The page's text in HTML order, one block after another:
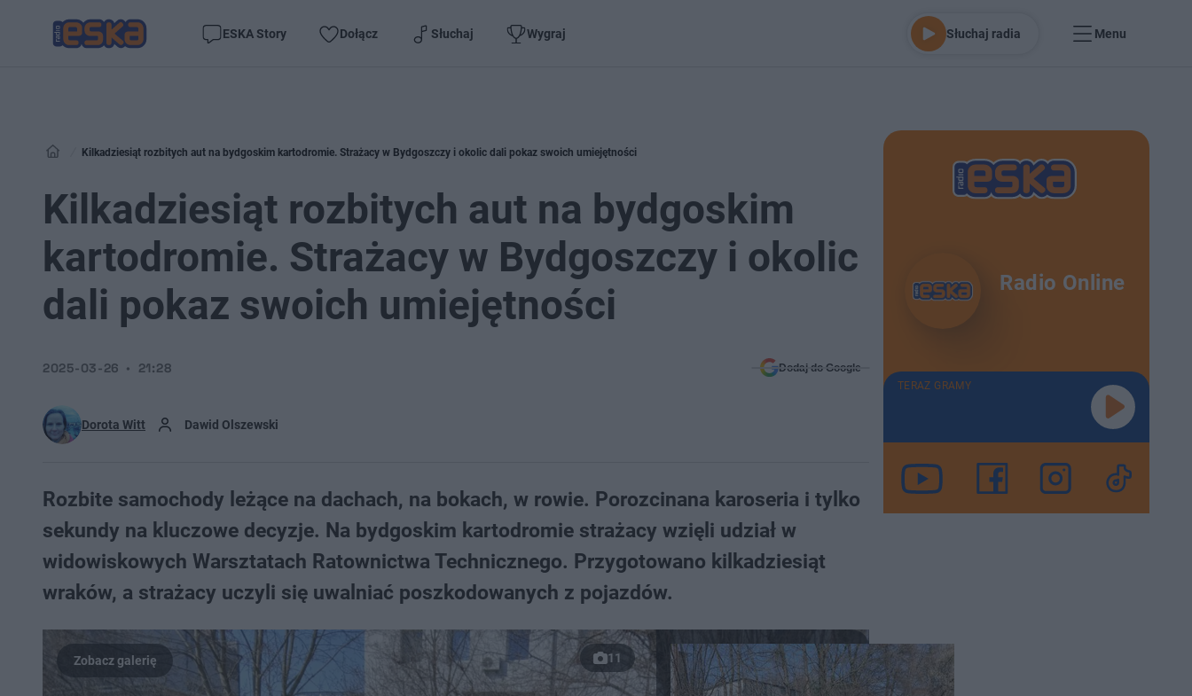
ESKA Story Dołącz Słuchaj Wygraj Słuchaj radia Menu
Kilkadziesiąt rozbitych aut na bydgoskim kartodromie. Strażacy w Bydgoszczy i okolic dali pokaz swoich umiejętności
Kilkadziesiąt rozbitych aut na bydgoskim
kartodromie. Strażacy w Bydgoszczy i okolic
dali pokaz swoich umiejętności
Dorota Witt Dawid Olszewski
2025-03-26 21:28 Dodaj do Google
Rozbite samochody leżące na dachach, na bokach, w rowie. Porozcinana karoseria i tylko
sekundy na kluczowe decyzje. Na bydgoskim kartodromie strażacy wzięli udział w
widowiskowych Warsztatach Ratownictwa Technicznego. Przygotowano kilkadziesiąt
wraków, a strażacy uczyli się uwalniać poszkodowanych z pojazdów.
11
Radio Online
TERAZ GRAMY